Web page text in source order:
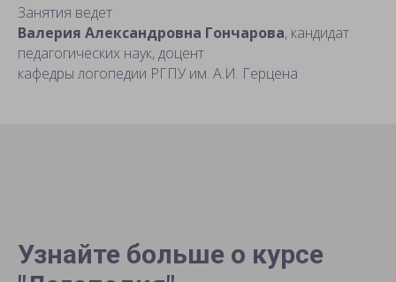
Занятия ведет
Валерия Александровна Гончарова, кандидат
педагогических наук, доцент
кафедры логопедии РГПУ им. А.И. Герцена
Узнайте больше о курсе